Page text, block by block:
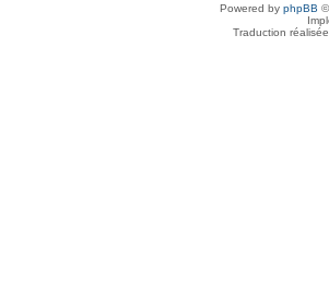
Powered by phpBB
Traduction